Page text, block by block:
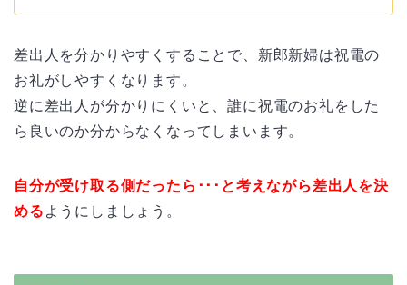
差出人を分かりやすくすることで、新郎新婦は祝電の
お礼がしやすくなります。
逆に差出人が分かりにくいと、誰に祝電のお礼をした
ら良いのか分からなくなってしまいます。
自分が受け取る側だったら･･･と考えながら差出人を決
める ようにしましょう。